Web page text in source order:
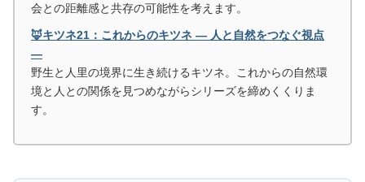
会との距離感と共存の可能性を考えます。
🦊キツネ21：これからのキツネ ― 人と自然をつなぐ視点
―
野生と人里の境界に生き続けるキツネ。これからの自然環
境と人との関係を見つめながらシリーズを締めくくりま
す。